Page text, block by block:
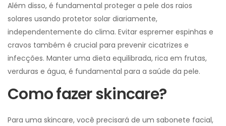
Além disso, é fundamental proteger a pele dos raios
solares usando protetor solar diariamente,
independentemente do clima. Evitar espremer espinhas e
cravos também é crucial para prevenir cicatrizes e
infecções. Manter uma dieta equilibrada, rica em frutas,
verduras e água, é fundamental para a saúde da pele.
Como fazer skincare?
Para uma skincare, você precisará de um sabonete facial,